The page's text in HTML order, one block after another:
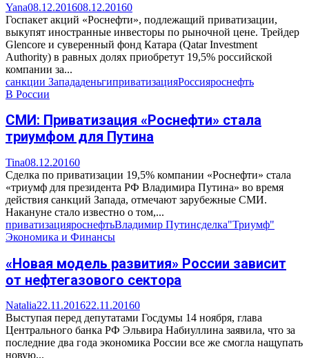
Yana08.12.201608.12.20160
Госпакет акций «Роснефти», подлежащий приватизации,
выкупят иностранные инвесторы по рыночной цене. Трейдер
Glencore и суверенный фонд Катара (Qatar Investment
Authority) в равных долях приобретут 19,5% российской
компании за...
санкции ЗапададеньгиприватизацияРоссияроснефть
В России
СМИ: Приватизация «Роснефти» стала
триумфом для Путина
Tina08.12.20160
Cделка по приватизации 19,5% компании «Роснефти» стала
«триумф для президента РФ Владимира Путина» во время
действия санкций Запада, отмечают зарубежные СМИ.
Накануне стало известно о том,...
приватизацияроснефтьВладимир Путинсделка"Триумф"
Экономика и Финансы
«Новая модель развития» России зависит
от нефтегазового сектора
Natalia22.11.201622.11.20160
Выступая перед депутатами Госдумы 14 ноября, глава
Центрального банка РФ Эльвира Набиуллина заявила, что за
последние два года экономика России все же смогла нащупать
новую...